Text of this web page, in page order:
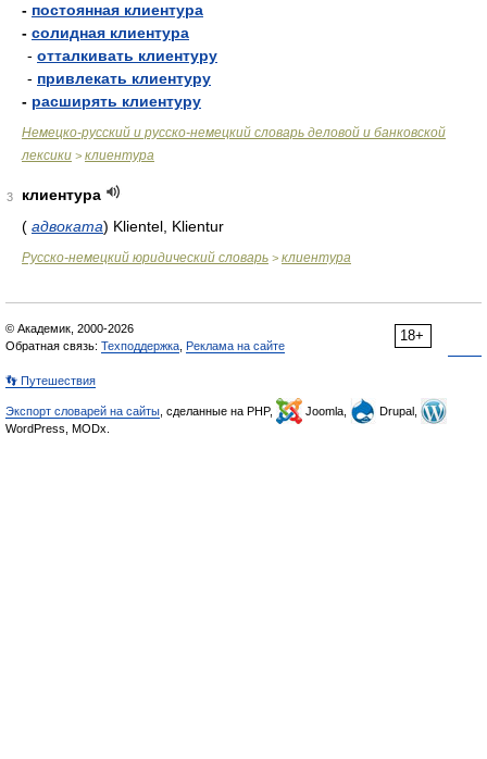
- постоянная клиентура
- солидная клиентура
- отталкивать клиентуру
- привлекать клиентуру
- расширять клиентуру
Немецко-русский и русско-немецкий словарь деловой и банковской
лексики > клиентура
3
клиентура
( адвоката) Klientel, Klientur
Русско-немецкий юридический словарь > клиентура
18+
© Академик, 2000-2026
Обратная связь: Техподдержка Реклама на сайте
👣 Путешествия
Экспорт словарей на сайты , сделанные на PHP, Joomla,
Drupal,
WordPress, MODx.